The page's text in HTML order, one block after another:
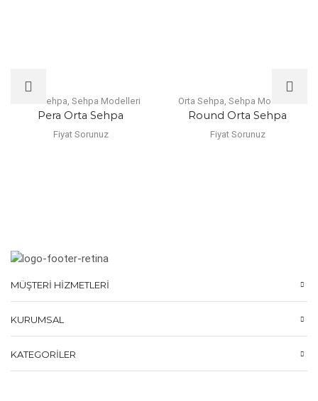
Orta Sehpa Sehpa Modelleri
Pera Orta Sehpa
Fiyat Sorunuz
Orta Sehpa Sehpa Modelleri
Round Orta Sehpa
Fiyat Sorunuz
MÜŞTERI HIZMETLERI
KURUMSAL
KATEGORILER